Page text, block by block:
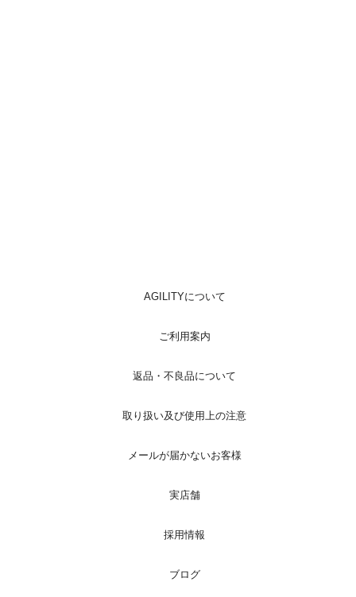
AGILITYについて
ご利用案内
返品・不良品について
取り扱い及び使用上の注意
メールが届かないお客様
実店舗
採用情報
ブログ